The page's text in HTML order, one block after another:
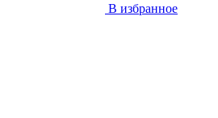
В избранное